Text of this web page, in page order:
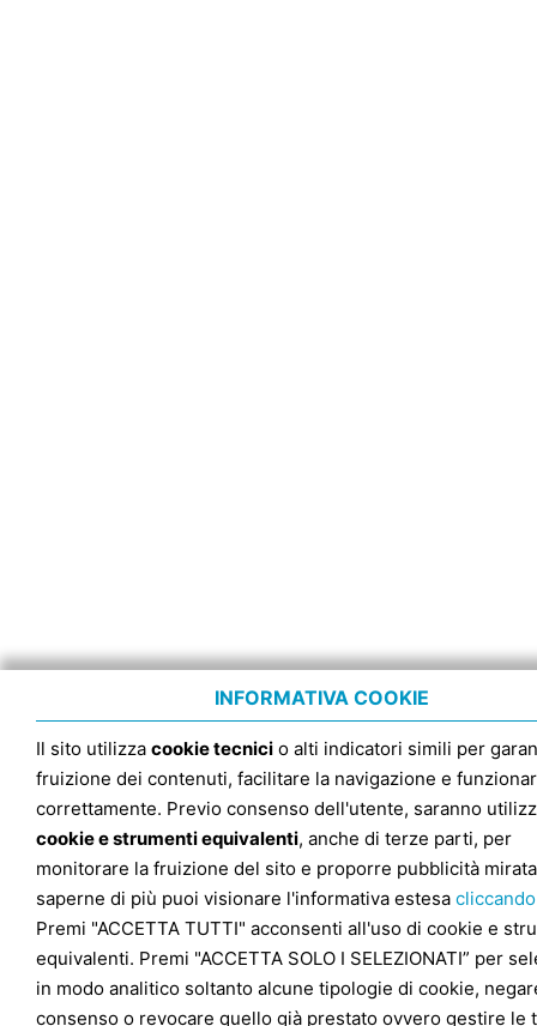
INFORMATIVA COOKIE
Il sito utilizza cookie tecnici o alti indicatori simili per
fruizione dei contenuti, facilitare la navigazione e
correttamente. Previo consenso dell'utente, saranno
cookie e strumenti equivalenti, anche di terze parti, per
monitorare la fruizione del sito e proporre pubblicità
saperne di più puoi visionare l'informativa estesa
Premi "ACCETTA TUTTI" acconsenti all'uso di cookie e
equivalenti. Premi "ACCETTA SOLO I SELEZIONATI” per
in modo analitico soltanto alcune tipologie di cookie,
consenso o revocare quello già prestato ovvero gestire le